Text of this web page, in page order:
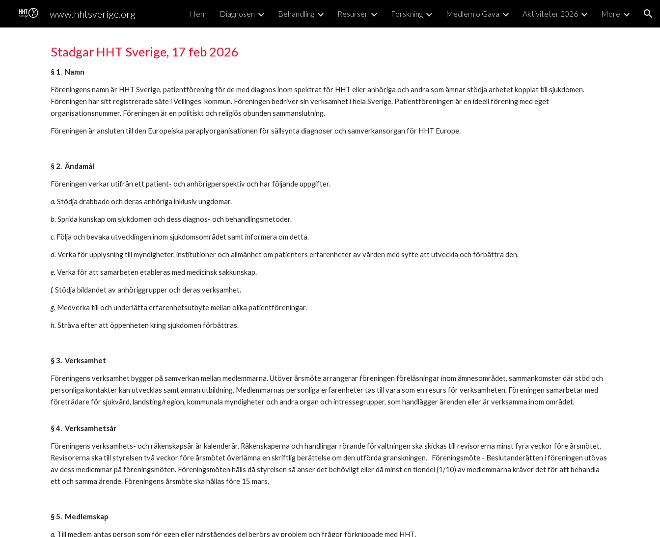
Skip to main content Skip to navigation
www.hhtsverige.org Hem Diagnosen Behandling Resurser Forskning Medlem o Gava Aktiviteter 2026 More
Stadgar HHT Sverige, 17 feb 2026
§ 1. Namn
Föreningens namn är HHT Sverige, patientförening för de med diagnos inom spektrat för HHT eller anhöriga och andra som ämnar stödja arbetet kopplat till sjukdomen.
Föreningen har sitt registrerade säte i Vellinges kommun. Föreningen bedriver sin verksamhet i hela Sverige. Patientföreningen är en ideell förening med eget
organisationsnummer. Föreningen är en politiskt och religiös obunden sammanslutning.
Föreningen är ansluten till den Europeiska paraplyorganisationen för sällsynta diagnoser och samverkansorgan för HHT Europe.
§ 2. Ändamål
Föreningen verkar utifrån ett patient- och anhörigperspektiv och har följande uppgifter.
a. Stödja drabbade och deras anhöriga inklusiv ungdomar.
b. Sprida kunskap om sjukdomen och dess diagnos- och behandlingsmetoder.
c. Följa och bevaka utvecklingen inom sjukdomsområdet samt informera om detta.
d. Verka för upplysning till myndigheter, institutioner och allmänhet om patienters erfarenheter av vården med syfte att utveckla och förbättra den.
e. Verka för att samarbeten etableras med medicinsk sakkunskap.
f.Stödja bildandet av anhöriggrupper och deras verksamhet.
g. Medverka till och underlätta erfarenhetsutbyte mellan olika patientföreningar.
h. Sträva efter att öppenheten kring sjukdomen förbättras.
§ 3. Verksamhet
Föreningens verksamhet bygger på samverkan mellan medlemmarna. Utöver årsmöte arrangerar föreningen föreläsningar inom ämnesområdet, sammankomster där stöd och
personliga kontakter kan utvecklas samt annan utbildning. Medlemmarnas personliga erfarenheter tas till vara som en resurs för verksamheten. Föreningen samarbetar med
företrädare för sjukvård, landsting/region, kommunala myndigheter och andra organ och intressegrupper, som handlägger ärenden eller är verksamma inom området.
§ 4. Verksamhetsår
Föreningens verksamhets- och räkenskapsår är kalenderår. Räkenskaperna och handlingar rörande förvaltningen ska skickas till revisorerna minst fyra veckor före årsmötet.
Revisorerna ska till styrelsen två veckor före årsmötet överlämna en skriftlig berättelse om den utförda granskningen. Föreningsmöte - Beslutanderätten i föreningen utövas
av dess medlemmar på föreningsmöten. Föreningsmöten hålls då styrelsen så anser det behövligt eller då minst en tiondel (1/10) av medlemmarna kräver det för att behandla
ett och samma ärende. Föreningens årsmöte ska hållas före 15 mars.
§ 5. Medlemskap
a. Till medlem antas person som för egen eller närståendes del berörs av problem och frågor förknippade med HHT.